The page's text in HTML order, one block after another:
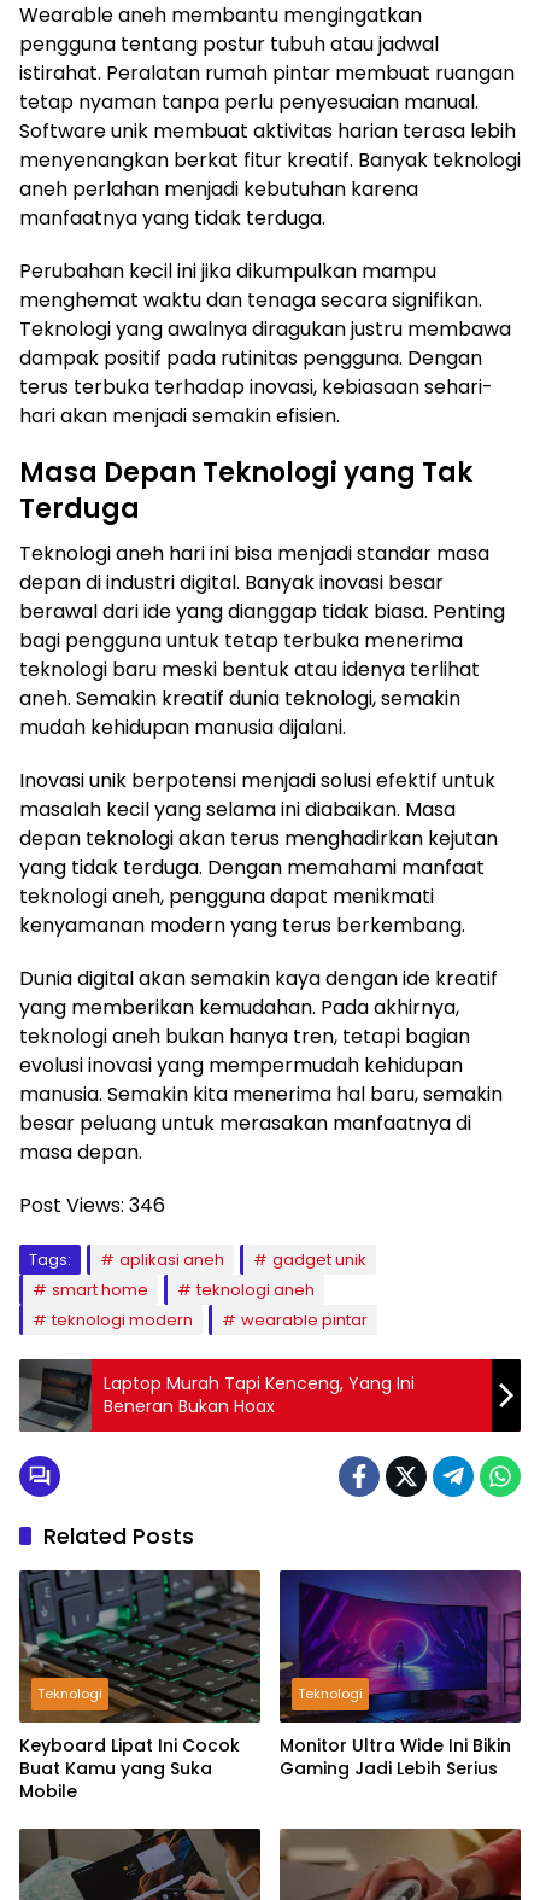
Wearable aneh membantu mengingatkan
pengguna tentang postur tubuh atau jadwal
istirahat. Peralatan rumah pintar membuat ruangan
tetap nyaman tanpa perlu penyesuaian manual.
Software unik membuat aktivitas harian terasa lebih
menyenangkan berkat fitur kreatif. Banyak teknologi
aneh perlahan menjadi kebutuhan karena
manfaatnya yang tidak terduga.
Perubahan kecil ini jika dikumpulkan mampu
menghemat waktu dan tenaga secara signifikan.
Teknologi yang awalnya diragukan justru membawa
dampak positif pada rutinitas pengguna. Dengan
terus terbuka terhadap inovasi, kebiasaan sehari-
hari akan menjadi semakin efisien.
Masa Depan Teknologi yang Tak
Terduga
Teknologi aneh hari ini bisa menjadi standar masa
depan di industri digital. Banyak inovasi besar
berawal dari ide yang dianggap tidak biasa. Penting
bagi pengguna untuk tetap terbuka menerima
teknologi baru meski bentuk atau idenya terlihat
aneh. Semakin kreatif dunia teknologi, semakin
mudah kehidupan manusia dijalani.
Inovasi unik berpotensi menjadi solusi efektif untuk
masalah kecil yang selama ini diabaikan. Masa
depan teknologi akan terus menghadirkan kejutan
yang tidak terduga. Dengan memahami manfaat
teknologi aneh, pengguna dapat menikmati
kenyamanan modern yang terus berkembang.
Dunia digital akan semakin kaya dengan ide kreatif
yang memberikan kemudahan. Pada akhirnya,
teknologi aneh bukan hanya tren, tetapi bagian
evolusi inovasi yang mempermudah kehidupan
manusia. Semakin kita menerima hal baru, semakin
besar peluang untuk merasakan manfaatnya di
masa depan.
Post Views: 346
Tags: aplikasi aneh
gadget unik
smart home
teknologi aneh
teknologi modern
wearable pintar
Laptop Murah Tapi Kenceng, Yang Ini
Beneran Bukan Hoax
Related Posts
Teknologi
Keyboard Lipat Ini Cocok
Buat Kamu yang Suka
Mobile
Teknologi
Monitor Ultra Wide Ini Bikin
Gaming Jadi Lebih Serius